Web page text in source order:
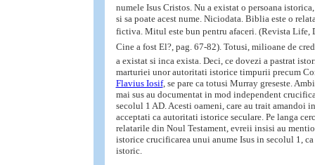
numele Isus Cristos. Nu a existat o persoana
si sa poate acest nume. Niciodata. Biblia este o
fictiva. Mitul este bun pentru afaceri. (Revista Life,
Cine a fost El?, pag. 67-82). Totusi, milioane de
a existat si inca exista. Deci, ce dovezi a pastrat
marturiei unor autoritati istorice timpurii precum
Flavius Iosif, se pare ca totusi Murray greseste.
mai sus au documentat in mod independent
secolul 1 AD. Acesti oameni, care au trait amandoi
acceptati ca autoritati istorice seculare. Pe langa
relatarile din Noul Testament, evreii insisi au
istorice crucificarea unui anume Isus in secolul 1,
istoric.